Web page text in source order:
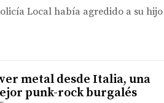
Local había agredido a su hijo
metal desde Italia, una
punk-rock burgalés